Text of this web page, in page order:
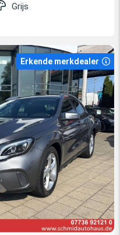
Grijs
Erkende merkdealer